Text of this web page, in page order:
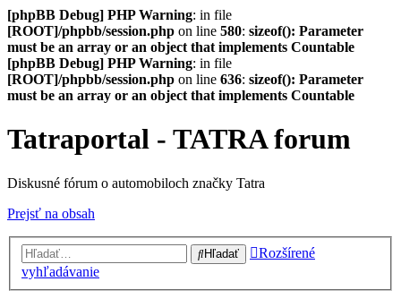
[phpBB Debug] PHP Warning: in file
[ROOT]/phpbb/session.php on line 580: sizeof(): Parameter
must be an array or an object that implements Countable
[phpBB Debug] PHP Warning: in file
[ROOT]/phpbb/session.php on line 636: sizeof(): Parameter
must be an array or an object that implements Countable
Tatraportal - TATRA forum
Diskusné fórum o automobiloch značky Tatra
Prejsť na obsah
Hľadať
Rozšírené
vyhľadávanie